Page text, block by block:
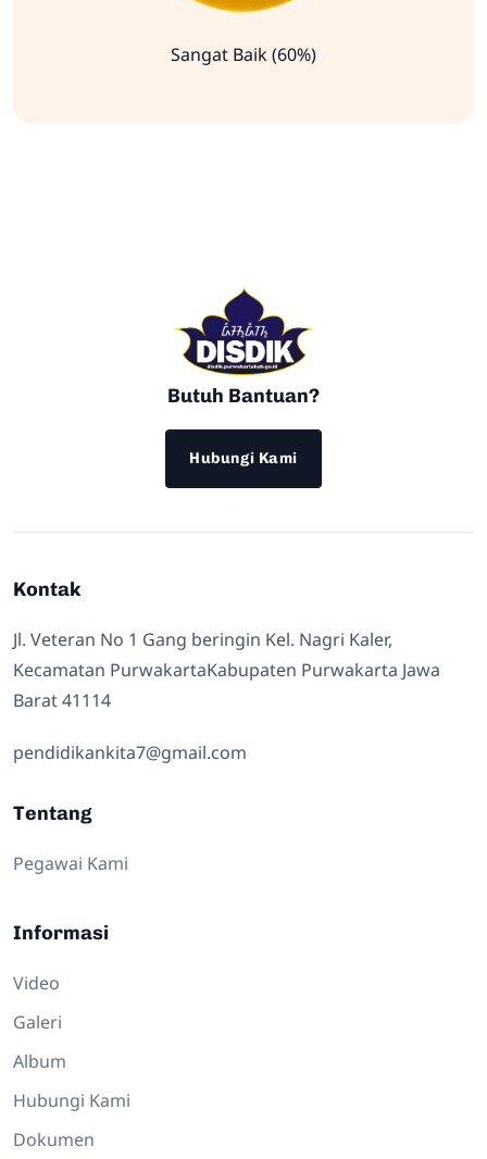
Sangat Baik (60%)
Butuh Bantuan?
Hubungi Kami
Kontak
Jl. Veteran No 1 Gang beringin Kel. Nagri Kaler,
Kecamatan PurwakartaKabupaten Purwakarta Jawa
Barat 41114
pendidikankita7@gmail.com
Tentang
Pegawai Kami
Informasi
Video
Galeri
Album
Hubungi Kami
Dokumen